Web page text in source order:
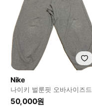
Nike
나이키 벌룬핏 오바사이즈드
핏 팬츠
50,000원